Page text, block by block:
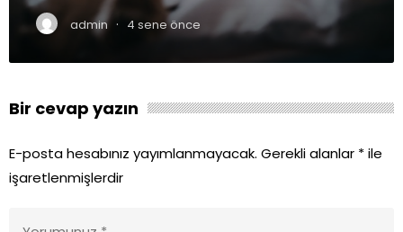
admin · 4 sene önce
Bir cevap yazın
E-posta hesabınız yayımlanmayacak. Gerekli alanlar *ile
işaretlenmişlerdir